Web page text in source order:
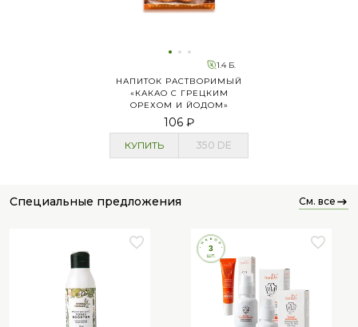
1.4 Б.
НАПИТОК РАСТВОРИМЫЙ
«КАКАО С ГРЕЦКИМ
ОРЕХОМ И ЙОДОМ»
106 ₽
КУПИТЬ 350 DE
специальные предложения см. все